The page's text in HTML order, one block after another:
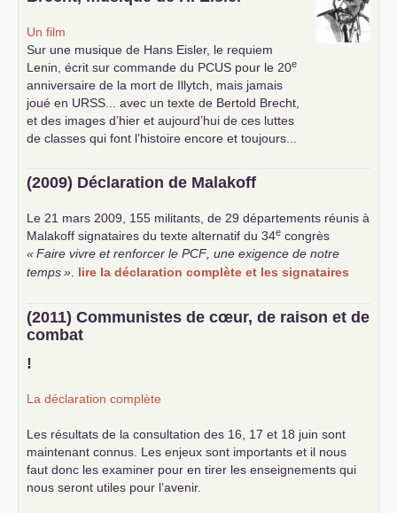
Un film
Sur une musique de Hans Eisler, le requiem
Lenin, écrit sur commande du PCUS pour le 20e
anniversaire de la mort de Illytch, mais jamais
joué en URSS ... avec un texte de Bertold Brecht,
et des images d’hier et aujourd’hui de ces luttes
de classes qui font l’histoire encore et toujours...
(2009) Déclaration de Malakoff
Le 21 mars 2009, 155 militants, de 29 départements réunis à
Malakoff signataires du texte alternatif du 34e congrès
«Faire vivre et renforcer le PCF , une exigence de notre
temps» lire la déclaration complète et les signataires
(2011) Communistes de cœur, de raison et de
combat
!
La déclaration complète
Les résultats de la consultation des 16, 17 et 18 juin sont
maintenant connus. Les enjeux sont importants et il nous
faut donc les examiner pour en tirer les enseignements qui
nous seront utiles pour l’avenir.